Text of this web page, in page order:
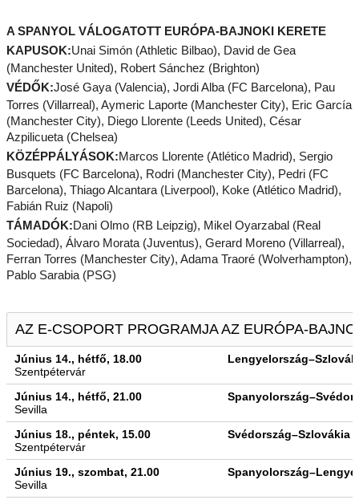
A SPANYOL VÁLOGATOTT EURÓPA-BAJNOKI KERETE
KAPUSOK:Unai Simón (Athletic Bilbao), David de Gea
(Manchester United), Robert Sánchez (Brighton)
VÉDŐK:José Gaya (Valencia), Jordi Alba (FC Barcelona), Pau
Torres (Villarreal), Aymeric Laporte (Manchester City), Eric García
(Manchester City), Diego Llorente (Leeds United), César
Azpilicueta (Chelsea)
KÖZÉPPÁLYÁSOK:Marcos Llorente (Atlético Madrid), Sergio
Busquets (FC Barcelona), Rodri (Manchester City), Pedri (FC
Barcelona), Thiago Alcantara (Liverpool), Koke (Atlético Madrid),
Fabián Ruiz (Napoli)
TÁMADÓK:Dani Olmo (RB Leipzig), Mikel Oyarzabal (Real
Sociedad), Álvaro Morata (Juventus), Gerard Moreno (Villarreal),
Ferran Torres (Manchester City), Adama Traoré (Wolverhampton),
Pablo Sarabia (PSG)
AZ E-CSOPORT PROGRAMJA AZ EURÓPA-
Június 14., hétfő, 18.00
Szentpétervár
Június 14., hétfő, 21.00
Sevilla
Június 18., péntek, 15.00
Szentpétervár
Svédország–Szlovákia
Június 19., szombat, 21.00
Sevilla